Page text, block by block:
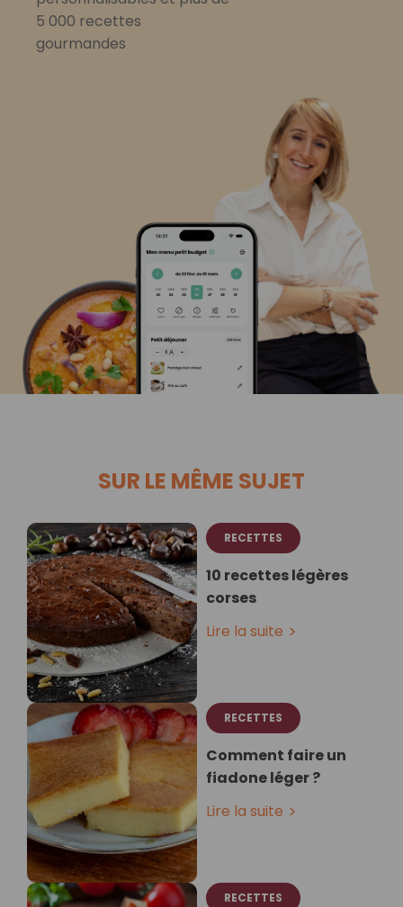
5 000 recettes
gourmandes
SUR LE MÊME SUJET
RECETTES
10 recettes légères
corses
Lire la suite
RECETTES
Comment faire un
fiadone léger ?
Lire la suite
RECETTES